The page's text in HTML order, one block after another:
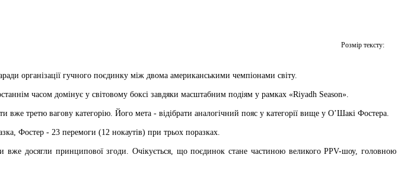
Розмір тексту:
організації гучного поєдинку між двома американськими чемпіонами світу.
часом домінує у світовому боксі завдяки масштабним подіям у рамках «Riyadh Season».
третю вагову категорію. Його мета - відібрати аналогічний пояс у категорії вище у О’Шакі Фостера.
Фостер - 23 перемоги (12 нокаутів) при трьох поразках.
досягли принципової згоди. Очікується, що поєдинок стане частиною великого PPV-шоу, головною